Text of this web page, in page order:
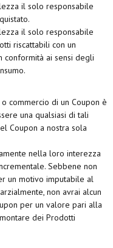
il solo responsabile
il solo responsabile
riscattabili con un
conformità ai sensi degli
commercio di un Coupon è
una qualsiasi di tali
Coupon a nostra sola
nella loro interezza
Sebbene non
un motivo imputabile al
non avrai alcun
per un valore pari alla
dei Prodotti